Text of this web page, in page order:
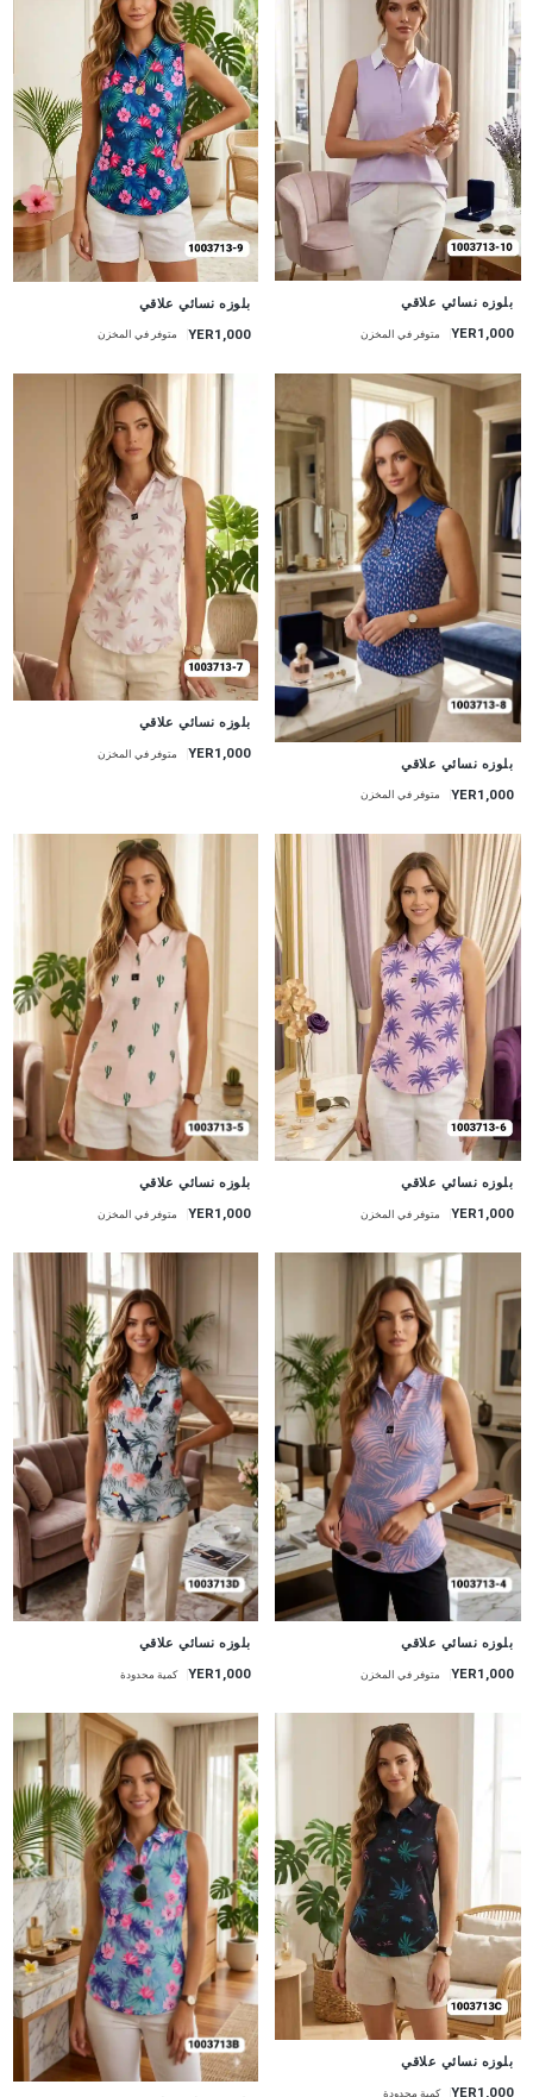
جديد
بلوزه نسائي علاقي
YER1,000 متوفر في المخزن
بلوزه نسائي علاقي
YER1,000 متوفر في المخزن
بلوزه نسائي علاقي
YER1,000 متوفر في المخزن
بلوزه نسائي علاقي
YER1,000 متوفر في المخزن
بلوزه نسائي علاقي
YER1,000 متوفر في المخزن
بلوزه نسائي علاقي
YER1,000 متوفر في المخزن
بلوزه نسائي علاقي
YER1,000 متوفر في المخزن
بلوزه نسائي علاقي
YER1,000 كمية محدودة
جديد
بلوزه نسائي علاقي
YER1,000 كمية محدودة